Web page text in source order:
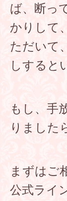
ば、断っ
かりして
ただいて
しすると
もし、手
りました
まずはご
公式ライ